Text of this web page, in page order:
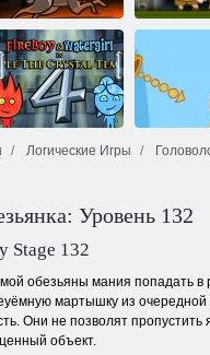
Ловкие воры 3:
Караульная
служба
Огонь и Вода 4
Логические Игры
Уровень 132
Stage 132
обезьяны мания попадать
мартышку из
Они не позволят пропустить
объект.